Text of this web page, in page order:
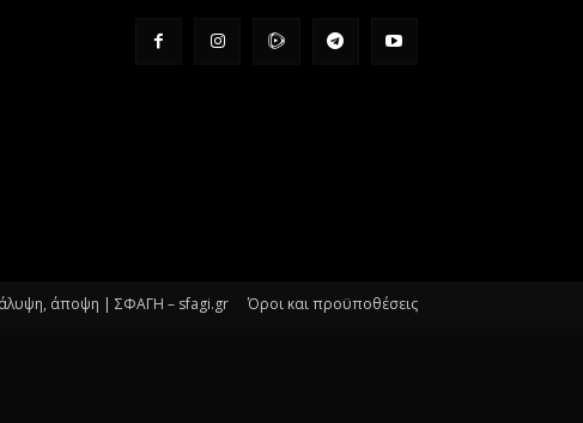
άποψη | ΣΦΑΓΗ – sfagi.gr Όροι και προϋποθέσεις